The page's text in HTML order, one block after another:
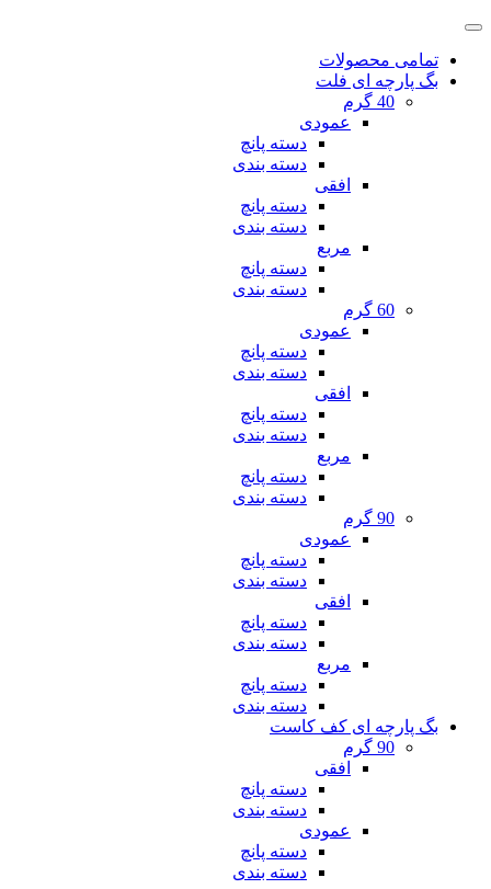
تمامی محصولات
بگ پارچه ای فلت
40 گرم
عمودی
دسته پانچ
دسته بندی
افقی
دسته پانچ
دسته بندی
مربع
دسته پانچ
دسته بندی
60 گرم
عمودی
دسته پانچ
دسته بندی
افقی
دسته پانچ
دسته بندی
مربع
دسته پانچ
دسته بندی
90 گرم
عمودی
دسته پانچ
دسته بندی
افقی
دسته پانچ
دسته بندی
مربع
دسته پانچ
دسته بندی
بگ پارچه ای کف کاست
90 گرم
افقی
دسته پانچ
دسته بندی
عمودی
دسته پانچ
دسته بندی